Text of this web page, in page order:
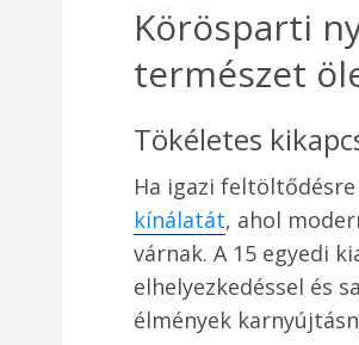
Körösparti
természet
Tökéletes
Ha igazi feltöltődésre
kínálatát, ahol
várnak. A 15 egyedi
elhelyezkedéssel és
élmények